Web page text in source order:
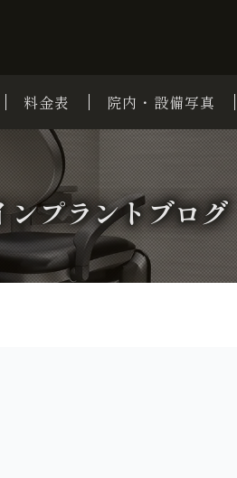
料金表 院内・設備写真
ンプラントブログ